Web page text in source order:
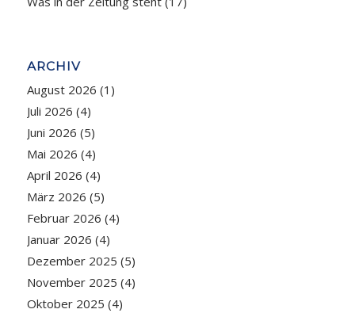
ARCHIV
August 2026 (1)
Juli 2026 (4)
Juni 2026 (5)
Mai 2026 (4)
April 2026 (4)
März 2026 (5)
Februar 2026 (4)
Januar 2026 (4)
Dezember 2025 (5)
November 2025 (4)
Oktober 2025 (4)